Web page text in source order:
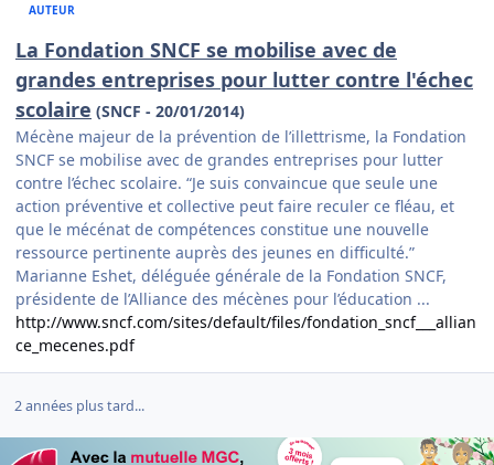
AUTEUR
La Fondation SNCF se mobilise avec de
grandes entreprises pour lutter contre l'échec
scolaire (SNCF - 20/01/2014)
Mécène majeur de la prévention de l’illettrisme, la Fondation
SNCF se mobilise avec de grandes entreprises pour lutter
contre l’échec scolaire. “Je suis convaincue que seule une
action préventive et collective peut faire reculer ce fléau, et
que le mécénat de compétences constitue une nouvelle
ressource pertinente auprès des jeunes en difficulté.”
Marianne Eshet, déléguée générale de la Fondation SNCF,
présidente de l’Alliance des mécènes pour l’éducation ...
http://www.sncf.com/sites/default/files/fondation_sncf___allian
ce_mecenes.pdf
2 années plus tard...